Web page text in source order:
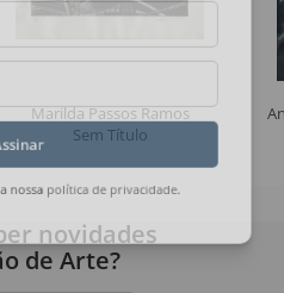
Marilda Passos Ramos
Sem Título
novidades
de Arte?